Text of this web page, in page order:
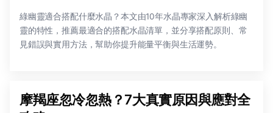
綠幽靈適合搭配什麼水晶？本文由10年水晶專家深入解析綠幽
靈的特性，推薦最適合的搭配水晶清單，並分享搭配原則、常
見錯誤與實用方法，幫助你提升能量平衡與生活運勢。
摩羯座忽冷忽熱？7大真實原因與應對全